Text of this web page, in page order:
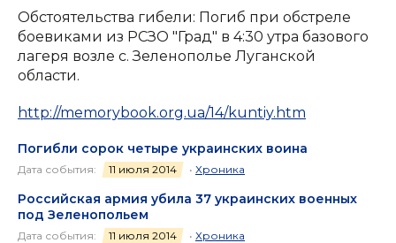
Обстоятельства гибели: Погиб при обстреле
боевиками из РСЗО "Град" в 4:30 утра базового
лагеря возле с. Зеленополье Луганской
области.
http://memorybook.org.ua/14/kuntiy.htm
Погибли сорок четыре украинских воина
Дата события: 11 июля 2014 • Хроника
Российская армия убила 37 украинских военных
под Зеленопольем
Дата события: 11 июля 2014 • Хроника